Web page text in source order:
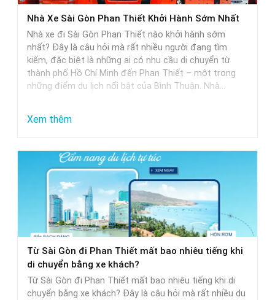
Sài
Gòn
Khởi
Hành
Trễ
Nhất
Nhà Xe Sài Gòn Phan Thiết Khởi Hành Sớm Nhất
Nhà xe đi Sài Gòn Phan Thiết nào khởi hành sớm
nhất? Đây là câu hỏi mà rất nhiều người đang tìm
kiếm, đặc biệt là những ai có nhu cầu di chuyển từ
thành phố Hồ Chí Minh đến Phan Thiết – một trong
những điểm du lịch nổi bật của Bình Thuận. Nhà…
Xem thêm:
Xe
Sài
Gòn
Phan
Thiết
Khởi
Hành
Nhất
Từ Sài Gòn đi Phan Thiết mất bao nhiêu tiếng khi
di chuyển bằng xe khách?
Từ Sài Gòn đi Phan Thiết mất bao nhiêu tiếng khi di
chuyển bằng xe khách? Đây là câu hỏi mà rất nhiều du